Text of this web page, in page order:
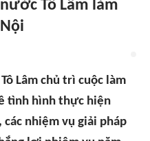
Tô Lâm làm
Lâm chủ trì cuộc làm
tình hình thực hiện
nhiệm vụ giải pháp